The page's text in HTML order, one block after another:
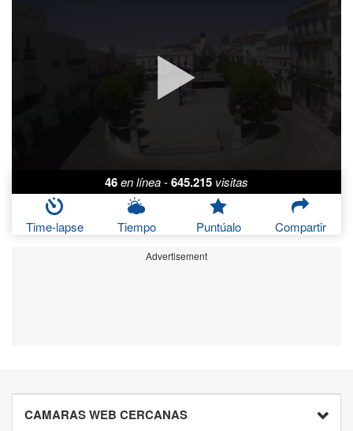
46en línea-645.215 visitas
Time-lapse Tiempo Puntúalo Compartir
Advertisement
CAMARAS WEB CERCANAS